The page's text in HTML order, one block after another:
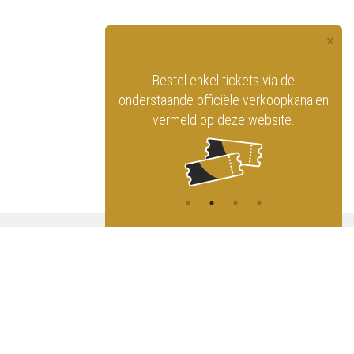
×
Bestel enkel tickets via de
onderstaande officiële verkoopkanalen
vermeld op deze website.